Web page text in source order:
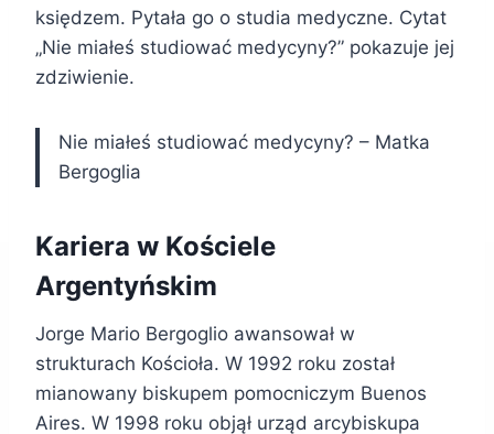
księdzem. Pytała go o studia medyczne. Cytat
„Nie miałeś studiować medycyny?” pokazuje jej
zdziwienie.
Nie miałeś studiować medycyny? – Matka
Bergoglia
Kariera w Kościele
Argentyńskim
Jorge Mario Bergoglio awansował w
strukturach Kościoła. W 1992 roku został
mianowany biskupem pomocniczym Buenos
Aires. W 1998 roku objął urząd arcybiskupa